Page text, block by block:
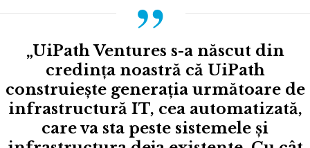
„UiPath Ventures s-a născut din
credința noastră că UiPath
construiește generația următoare de
infrastructură IT, cea automatizată,
care va sta peste sistemele și